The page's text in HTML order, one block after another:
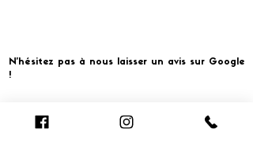
N'hésitez pas à nous laisser un avis sur Google
!
Cliquer pour laisser un avis